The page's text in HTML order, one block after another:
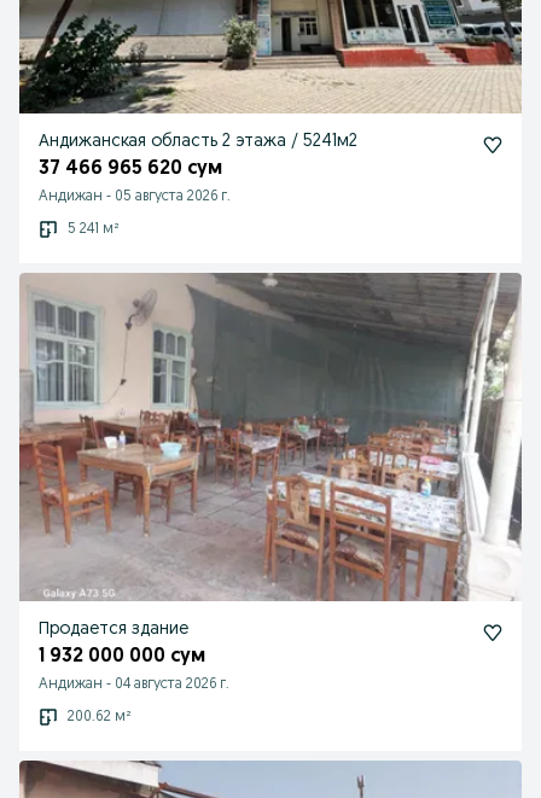
Андижанская область 2 этажа / 5241м2
37 466 965 620 сум
Андижан - 05 августа 2026 г.
5 241 м²
Продается здание
1 932 000 000 сум
Андижан - 04 августа 2026 г.
200.62 м²